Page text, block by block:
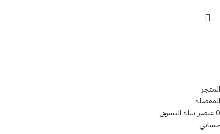
المتجر
المفضلة
0عنصرسلة التسوق
حسابي